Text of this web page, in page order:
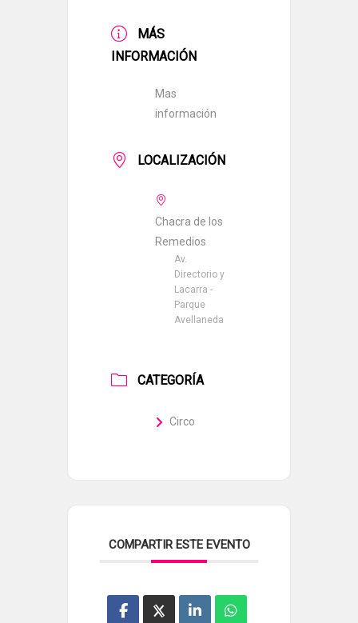
MÁS
INFORMACIÓN
Mas
información
LOCALIZACIÓN
Chacra de los
Remedios
Av.
Directorio y
Lacarra -
Parque
Avellaneda
CATEGORÍA
Circo
COMPARTIR ESTE EVENTO